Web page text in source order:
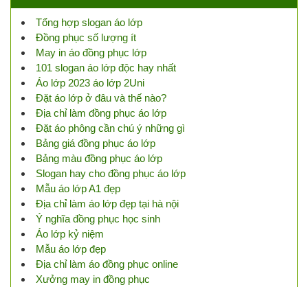
Tổng hợp slogan áo lớp
Đồng phục số lượng ít
May in áo đồng phục lớp
101 slogan áo lớp độc hay nhất
Áo lớp 2023 áo lớp 2Uni
Đặt áo lớp ở đâu và thế nào?
Địa chỉ làm đồng phục áo lớp
Đặt áo phông cần chú ý những gì
Bảng giá đồng phục áo lớp
Bảng màu đồng phục áo lớp
Slogan hay cho đồng phục áo lớp
Mẫu áo lớp A1 đẹp
Địa chỉ làm áo lớp đẹp tại hà nội
Ý nghĩa đồng phục học sinh
Áo lớp kỷ niệm
Mẫu áo lớp đẹp
Địa chỉ làm áo đồng phục online
Xưởng may in đồng phục